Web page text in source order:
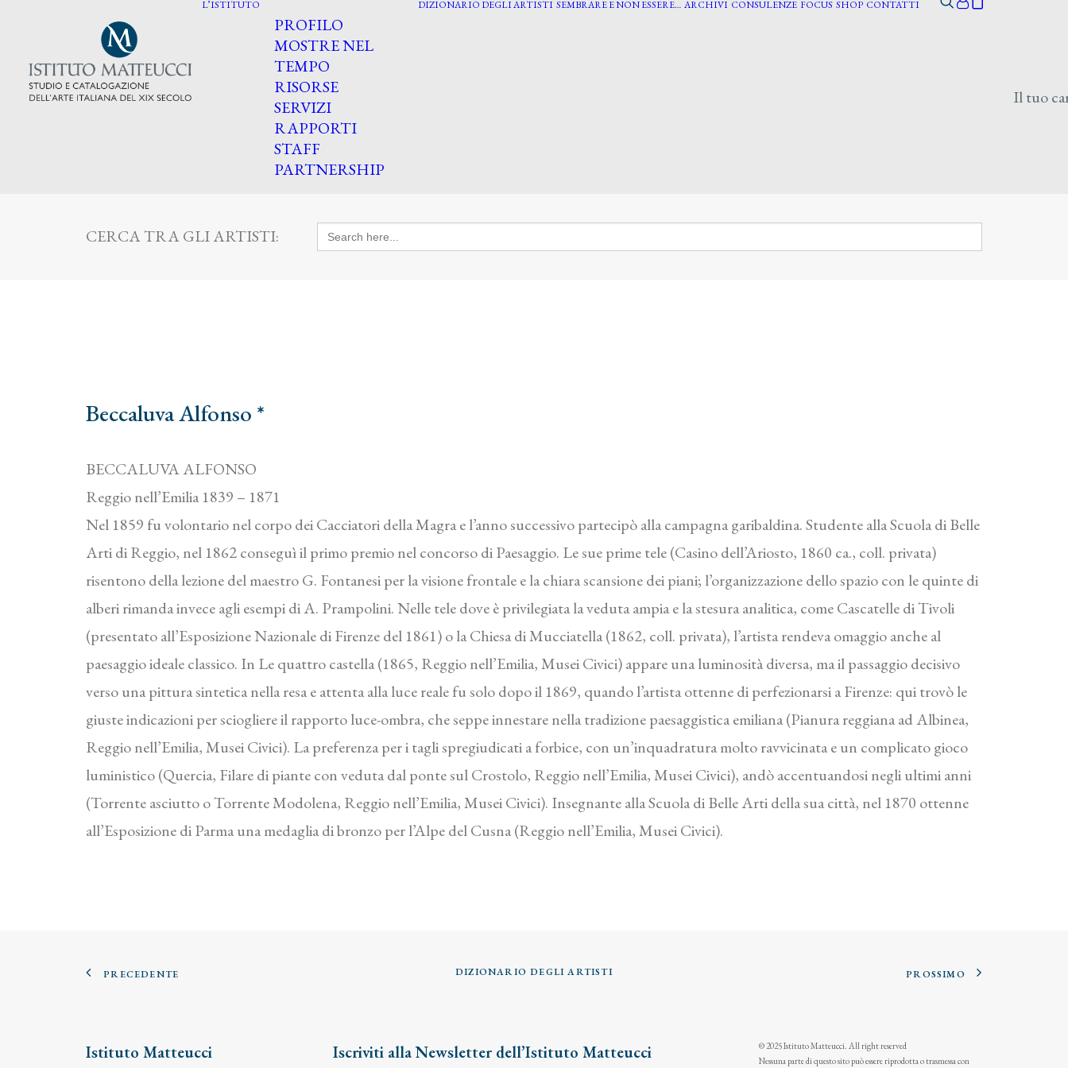
L’ISTITUTO
PROFILO
MOSTRE NEL
TEMPO
RISORSE
SERVIZI
RAPPORTI
STAFF
PARTNERSHIP
DIZIONARIO DEGLI ARTISTI SEMBRARE E NON ESSERE… ARCHIVI CONSULENZE FOCUS SHOP CONTATTI
Il tuo
CERCA TRA GLI ARTISTI: Search
for:
Beccaluva Alfonso *
BECCALUVA ALFONSO
Reggio nell’Emilia 1839 – 1871
Nel 1859 fu volontario nel corpo dei Cacciatori della Magra e l’anno successivo partecipò alla campagna garibaldina. Studente alla Scuola di Belle
Arti di Reggio, nel 1862 conseguì il primo premio nel concorso di Paesaggio. Le sue prime tele (Casino dell’Ariosto, 1860 ca., coll. privata)
risentono della lezione del maestro G. Fontanesi per la visione frontale e la chiara scansione dei piani; l’organizzazione dello spazio con le quinte di
alberi rimanda invece agli esempi di A. Prampolini. Nelle tele dove è privilegiata la veduta ampia e la stesura analitica, come Cascatelle di Tivoli
(presentato all’Esposizione Nazionale di Firenze del 1861) o la Chiesa di Mucciatella (1862, coll. privata), l’artista rendeva omaggio anche al
paesaggio ideale classico. In Le quattro castella (1865, Reggio nell’Emilia, Musei Civici) appare una luminosità diversa, ma il passaggio decisivo
verso una pittura sintetica nella resa e attenta alla luce reale fu solo dopo il 1869, quando l’artista ottenne di perfezionarsi a Firenze: qui trovò le
giuste indicazioni per sciogliere il rapporto luce-ombra, che seppe innestare nella tradizione paesaggistica emiliana (Pianura reggiana ad Albinea,
Reggio nell’Emilia, Musei Civici). La preferenza per i tagli spregiudicati a forbice, con un’inquadratura molto ravvicinata e un complicato gioco
luministico (Quercia, Filare di piante con veduta dal ponte sul Crostolo, Reggio nell’Emilia, Musei Civici), andò accentuandosi negli ultimi anni
(Torrente asciutto o Torrente Modolena, Reggio nell’Emilia, Musei Civici). Insegnante alla Scuola di Belle Arti della sua città, nel 1870 ottenne
all’Esposizione di Parma una medaglia di bronzo per l’Alpe del Cusna (Reggio nell’Emilia, Musei Civici).
PRECEDENTE DIZIONARIO DEGLI ARTISTI PROSSIMO
Istituto Matteucci Iscriviti alla Newsletter dell’Istituto Matteucci
© 2025 Istituto Matteucci. All right reserved
Nessuna parte di questo sito può essere riprodotta o trasmessa con